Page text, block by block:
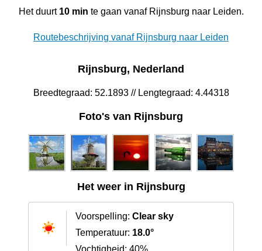
Het duurt 10 min te gaan vanaf Rijnsburg naar Leiden.
Routebeschrijving vanaf Rijnsburg naar Leiden
Rijnsburg, Nederland
Breedtegraad: 52.1893 // Lengtegraad: 4.44318
Foto's van Rijnsburg
Het weer in Rijnsburg
Voorspelling: Clear sky
Temperatuur: 18.0°